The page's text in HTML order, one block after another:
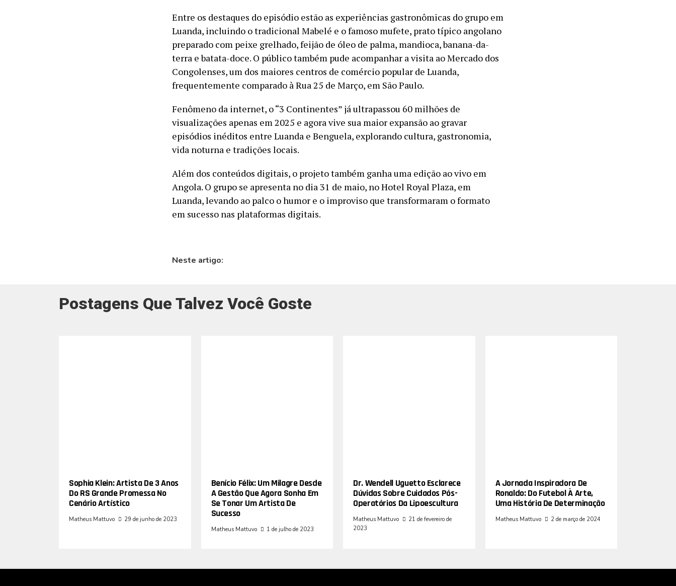
Entre os destaques do episódio estão as experiências gastronômicas do grupo em
Luanda, incluindo o tradicional Mabelé e o famoso mufete, prato típico angolano
preparado com peixe grelhado, feijão de óleo de palma, mandioca, banana-da-
terra e batata-doce. O público também pude acompanhar a visita ao Mercado dos
Congolenses, um dos maiores centros de comércio popular de Luanda,
frequentemente comparado à Rua 25 de Março, em São Paulo.
Fenômeno da internet, o “3 Continentes” já ultrapassou 60 milhões de
visualizações apenas em 2025 e agora vive sua maior expansão ao gravar
episódios inéditos entre Luanda e Benguela, explorando cultura, gastronomia,
vida noturna e tradições locais.
Além dos conteúdos digitais, o projeto também ganha uma edição ao vivo em
Angola. O grupo se apresenta no dia 31 de maio, no Hotel Royal Plaza, em
Luanda, levando ao palco o humor e o improviso que transformaram o formato
em sucesso nas plataformas digitais.
Neste artigo:
Postagens Que Talvez Você Goste
Sophia Klein: Artista De 3 Anos
Do RS Grande Promessa No
Cenário Artístico
Matheus Mattuvo 29 de junho de 2023
Benício Félix: Um Milagre Desde
A Gestão Que Agora Sonha Em
Se Tonar Um Artista De
Sucesso
Matheus Mattuvo 1 de julho de 2023
Dr. Wendell Uguetto Esclarece
Dúvidas Sobre Cuidados Pós-
Operatórios Da Lipoescultura
Matheus Mattuvo
21 de fevereiro de
2023
A Jornada Inspiradora De
Ronaldo: Do Futebol À Arte,
Uma História De Determinação
Matheus Mattuvo 2 de março de 2024